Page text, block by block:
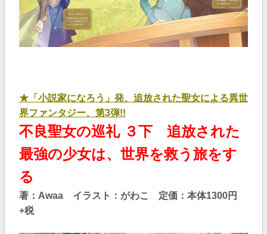
★「小説家になろう」発、追放された聖女による異世
界ファンタジー、第3弾!!
不良聖女の巡礼 ３下 追放された
最強の少女は、世界を救う旅をす
る
著：Awaa イラスト：がわこ 定価：本体1300円
+税